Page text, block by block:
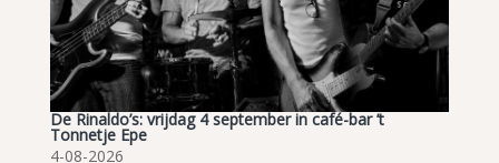
De Rinaldo’s: vrijdag 4 september in café-bar ’t
Tonnetje Epe
4-08-2026